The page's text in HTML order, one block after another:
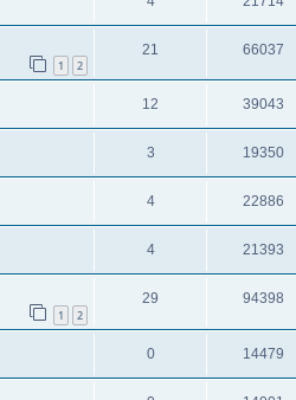
1 2
21 66037
12 39043
3 19350
4 22886
4 21393
1 2
29 94398
0 14479